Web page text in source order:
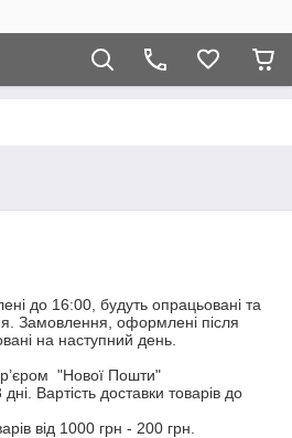
до 16:00, будуть опрацьовані та
Замовлення, оформлені після
на наступний день.
"Нової Пошти"
Вартість доставки товарів до
від 1000 грн - 200 грн.